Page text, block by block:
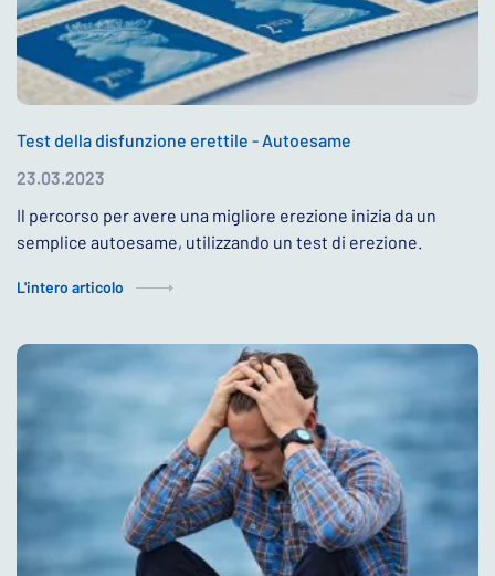
Test della disfunzione erettile - Autoesame
23.03.2023
Il percorso per avere una migliore erezione inizia da un
semplice autoesame, utilizzando un test di erezione.
L'intero articolo